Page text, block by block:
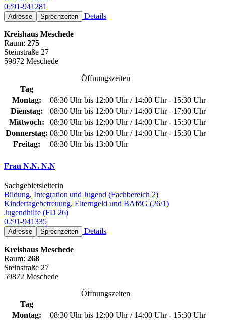
0291-941281
Adresse Sprechzeiten Details
Kreishaus Meschede
Raum: 275
Steinstraße 27
59872 Meschede
Öffnungszeiten
Tag
Montag:
08:30 Uhr bis 12:00 Uhr / 14:00 Uhr - 15:30 Uhr
Dienstag:
08:30 Uhr bis 12:00 Uhr / 14:00 Uhr - 17:00 Uhr
Mittwoch:
08:30 Uhr bis 12:00 Uhr / 14:00 Uhr - 15:30 Uhr
Donnerstag: 08:30 Uhr bis 12:00 Uhr / 14:00 Uhr - 15:30 Uhr
Freitag:
08:30 Uhr bis 13:00 Uhr
Frau N.N. N.N
Sachgebietsleiterin
Bildung, Integration und Jugend (Fachbereich 2)
Kindertagebetreuung, Elterngeld und BAföG (26/1)
Jugendhilfe (FD 26)
0291-941335
Adresse Sprechzeiten Details
Kreishaus Meschede
Raum: 268
Steinstraße 27
59872 Meschede
Öffnungszeiten
Tag
Montag:
08:30 Uhr bis 12:00 Uhr / 14:00 Uhr - 15:30 Uhr